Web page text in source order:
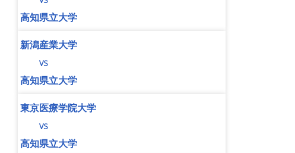
高知県立大学
新潟産業大学
vs
高知県立大学
東京医療学院大学
vs
高知県立大学